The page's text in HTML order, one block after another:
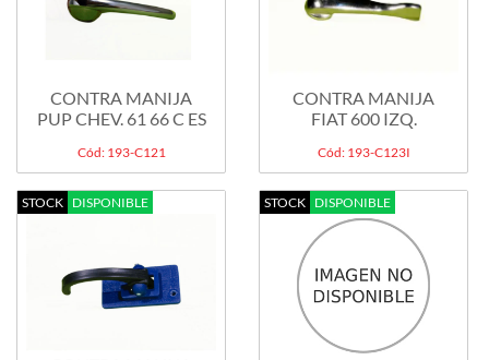
CONTRA MANIJA
PUP CHEV. 61 66 C ES
Cód: 193-C121
CONTRA MANIJA
FIAT 600 IZQ.
Cód: 193-C123I
STOCK DISPONIBLE STOCK DISPONIBLE